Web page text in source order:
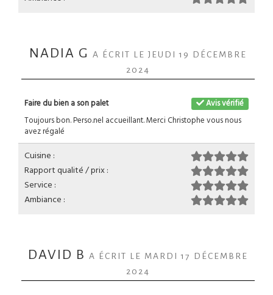
NADIA G
A ÉCRIT LE JEUDI 19 DÉCEMBRE
2024
Avis vérifié
Faire du bien a son palet
Toujours bon. Perso.nel accueillant. Merci Christophe vous nous
avez régalé
Cuisine :
Rapport qualité / prix :
Service :
Ambiance :
DAVID B A ÉCRIT LE MARDI 17 DÉCEMBRE
2024